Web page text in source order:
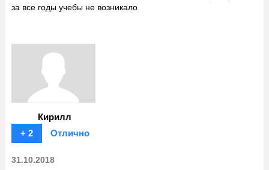
за все годы учебы не возникало
Кирилл
+ 2
Отлично
31.10.2018